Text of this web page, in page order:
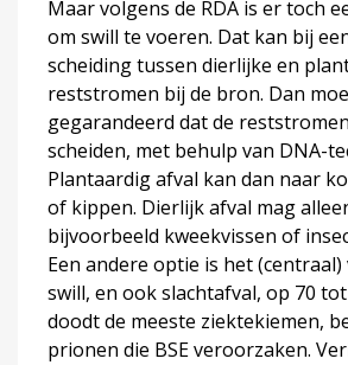
Maar volgens de RDA is er toch
om swill te voeren. Dat kan bij
scheiding tussen dierlijke en
reststromen bij de bron. Dan
gegarandeerd dat de
scheiden, met behulp van DNA-
Plantaardig afval kan dan naar
of kippen. Dierlijk afval mag
bijvoorbeeld kweekvissen of
Een andere optie is het
swill, en ook slachtafval, op 70
doodt de meeste ziektekiemen,
prionen die BSE veroorzaken.